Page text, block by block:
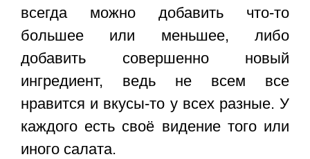
всегда можно добавить что-то
большее или меньшее, либо
добавить совершенно новый
ингредиент, ведь не всем все
нравится и вкусы-то у всех разные. У
каждого есть своё видение того или
иного салата.